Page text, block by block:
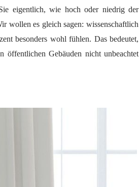
eigentlich, wie hoch oder niedrig der
wollen es gleich sagen: wissenschaftlich
besonders wohl fühlen. Das bedeutet,
Gebäuden nicht unbeachtet